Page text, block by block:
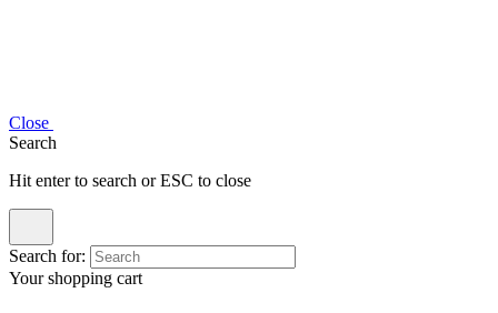
Close
Search
Hit enter to search or ESC to close
Search for:
Your shopping cart